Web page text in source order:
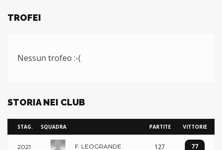
TROFEI
Nessun trofeo :-(
STORIA NEI CLUB
STAG. SQUADRA PARTITE VITTORIE
2021 F. LEOGRANDE 127 77